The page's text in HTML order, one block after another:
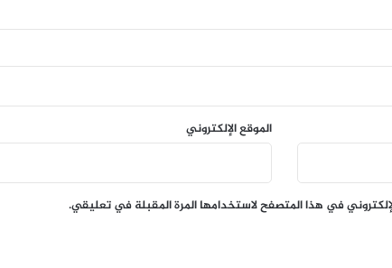
الموقع الإلكتروني
في هذا المتصفح لاستخدامها المرة المقبلة في تعليقي.